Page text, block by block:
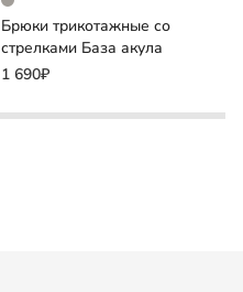
Брюки трикотажные со
стрелками База акула
1 690₽